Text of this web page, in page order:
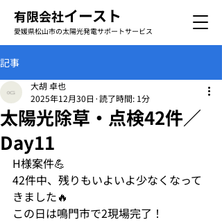
有限会社イースト
愛媛県松山市の太陽光発電サポートサービス
記事
太陽光除草・点検42件／
Day11
大胡 卓也
2025年12月30日 読了時間: 1分
H様案件💪
42件中、残りもいよいよ少なくなって
きました🔥
この日は鳴門市で2現場完了！